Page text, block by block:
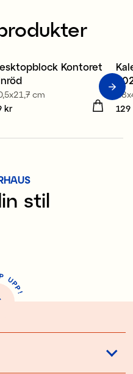
Nyhet
Kontoret
cm
:
kr Pris
129
stil
UP
P
!